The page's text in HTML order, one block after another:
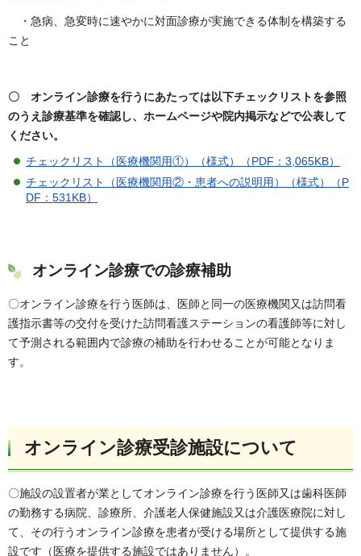
・急病、急変時に速やかに対面診療が実施できる体制を構築する
こと
〇 オンライン診療を行うにあたっては以下チェックリストを参照
のうえ診療基準を確認し、ホームページや院内掲示などで公表して
ください。
チェックリスト（医療機関用①）（様式）（PDF：3,065KB）
チェックリスト（医療機関用②・患者への説明用）（様式）（P
DF：531KB）
オンライン診療での診療補助
〇オンライン診療を行う医師は、医師と同一の医療機関又は訪問看
護指示書等の交付を受けた訪問看護ステーションの看護師等に対し
て予測される範囲内で診療の補助を行わせることが可能となりま
す。
オンライン診療受診施設について
〇施設の設置者が業としてオンライン診療を行う医師又は歯科医師
の勤務する病院、診療所、介護老人保健施設又は介護医療院に対し
て、その行うオンライン診療を患者が受ける場所として提供する施
設です（医療を提供する施設ではありません）。